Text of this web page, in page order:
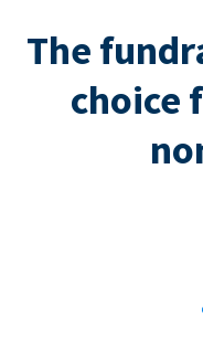
The
choice